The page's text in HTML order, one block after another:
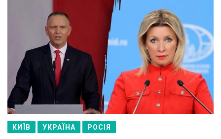
КИЇВ УКРАЇНА РОСІЯ